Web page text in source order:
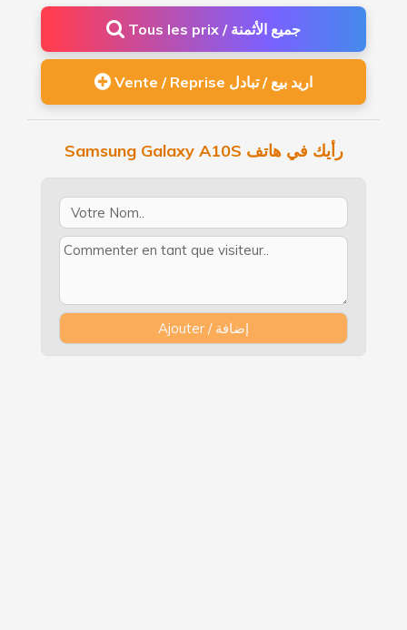
Tous les prix / جميع الأثمنة
Vente / Reprise اريد بيع / تبادل
Samsung Galaxy A10S رأيك في هاتف